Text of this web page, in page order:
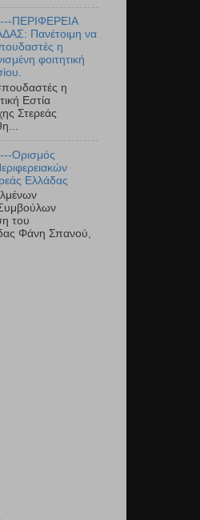
ΠΕΡΙΦΕΡΕΙΑ
Πανέτοιμη να
η
φοιτητική
η
Εστία
Στερεάς
Ορισμός
Ελλάδας
του
Φάνη Σπανού,